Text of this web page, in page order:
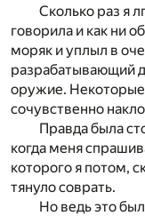
Сколько раз я
говорила и как ни
моряк и уплыл в
разрабатывающий
оружие.
сочувственно
Правда была
когда меня
которого я потом,
тянуло соврать.
Но ведь это